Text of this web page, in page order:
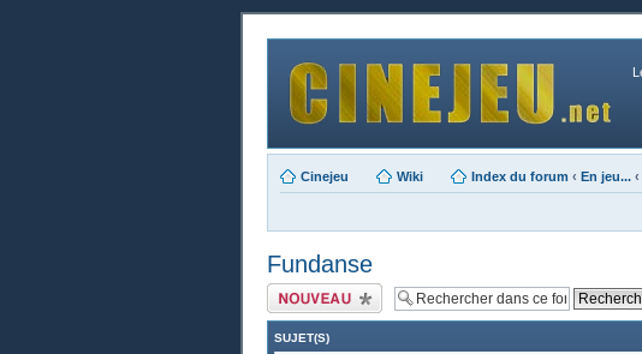
Cinejeu Wiki Index du forum ‹ En jeu... ‹
Fundanse
Publier un nouveau
sujet
SUJET(S)